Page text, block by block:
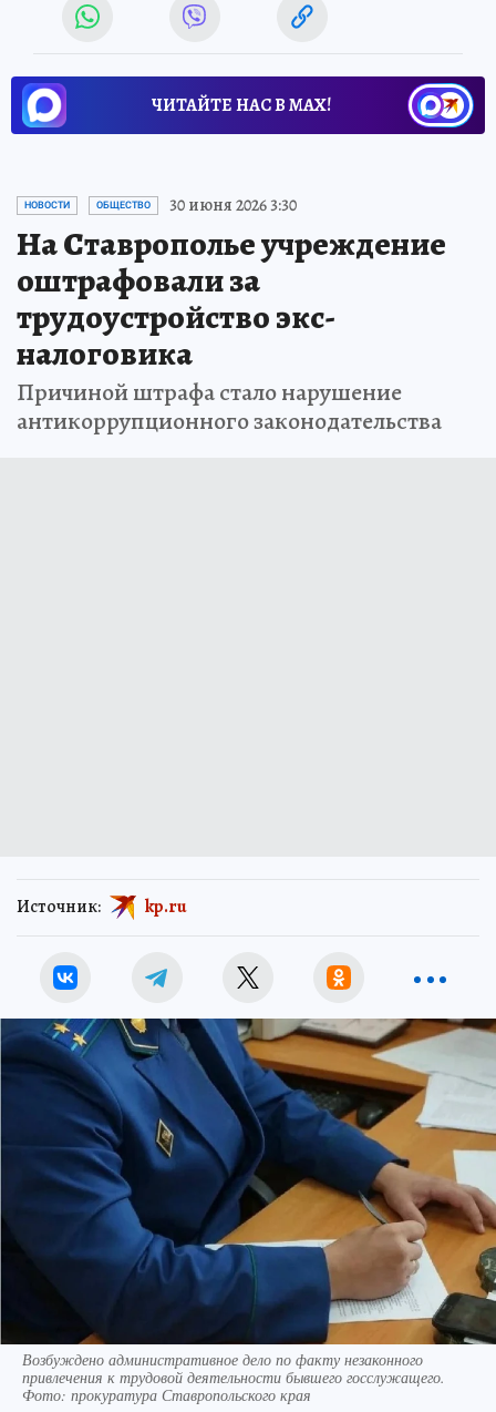
ЧИТАЙТЕ НАС В МАХ!
НОВОСТИ ОБЩЕСТВО 30 июня 2026 3:30
На Ставрополье учреждение
оштрафовали за
трудоустройство экс-
налоговика
Причиной штрафа стало нарушение
антикоррупционного законодательства
Источник: kp.ru
Возбуждено административное дело по факту незаконного
привлечения к трудовой деятельности бывшего госслужащего.
Фото: прокуратура Ставропольского края